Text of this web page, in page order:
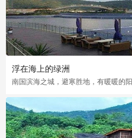
浮在海上的绿洲